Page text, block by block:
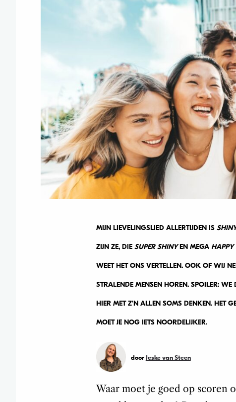
MIJN LIEVELINGSLIED ALLERTIJDEN IS
ZIJN ZE, DIE SUPER SHINYEN MEGA HAPPY
WEET HET ONS VERTELLEN. OOK OF WIJ
STRALENDE MENSEN HOREN. SPOILER:
HIER MET Z’N ALLEN SOMS DENKEN. HET
MOET JE NOG IETS NOORDELIJKER.
door Jeske van Steen
Waar moet je goed op scoren